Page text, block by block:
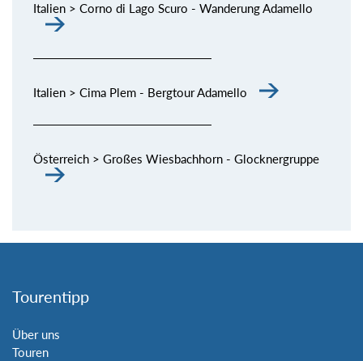
Italien > Corno di Lago Scuro - Wanderung Adamello
Italien > Cima Plem - Bergtour Adamello
Österreich > Großes Wiesbachhorn - Glocknergruppe
Tourentipp
Über uns
Touren